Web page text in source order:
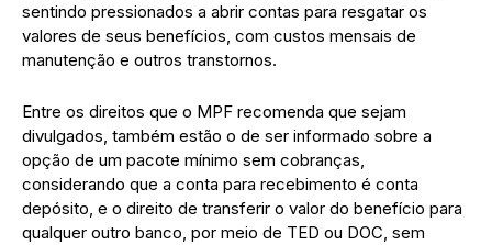
sentindo pressionados a abrir contas para resgatar os
valores de seus benefícios, com custos mensais de
manutenção e outros transtornos.
Entre os direitos que o MPF recomenda que sejam
divulgados, também estão o de ser informado sobre a
opção de um pacote mínimo sem cobranças,
considerando que a conta para recebimento é conta
depósito, e o direito de transferir o valor do benefício para
qualquer outro banco, por meio de TED ou DOC, sem